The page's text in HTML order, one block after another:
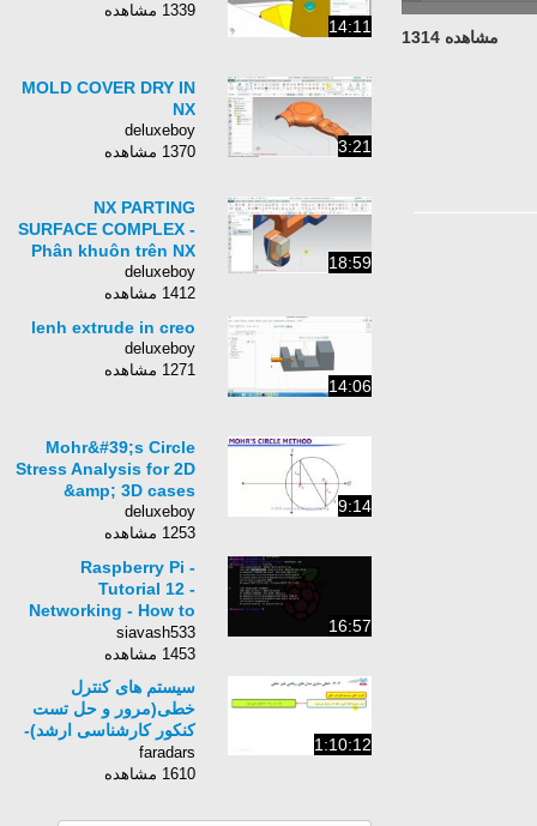
مشاهده 1314
14:11
1339 مشاهده
3:21
MOLD COVER DRY IN
NX
deluxeboy
1370 مشاهده
18:59
NX PARTING
SURFACE COMPLEX -
Phân khuôn trên NX
deluxeboy
1412 مشاهده
14:06
lenh extrude in creo
deluxeboy
1271 مشاهده
9:14
Mohr&#39;s Circle
Stress Analysis for 2D
&amp; 3D cases
deluxeboy
1253 مشاهده
16:57
Raspberry Pi -
Tutorial 12 -
Networking - How to
Configure a Static IP
Address &amp; Setup
siavash533
1453 مشاهده
1:10:12
سیستم های کنترل
خطی(مرور و حل تست
کنکور کارشناسی ارشد)‎-
درس سوم:مدل سازی
سیستم های فیزیکی(الف)
faradars
1610 مشاهده